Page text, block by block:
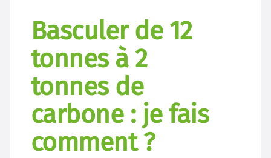
Basculer de 12
tonnes à 2
tonnes de
carbone : je fais
comment ?